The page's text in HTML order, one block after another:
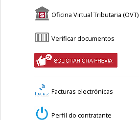
Oficina Virtual Tributaria (OVT)
Verificar documentos
Facturas electrónicas
Perfil do contratante